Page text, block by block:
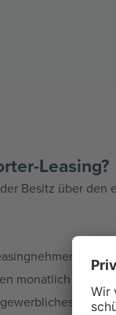
Leasing?
Besitz über den
über
monatlich